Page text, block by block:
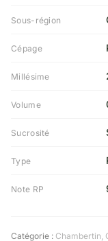
Sous-région
Cépage
Millésime
Volume
Sucrosité
Type
Note RP
Catégorie : Chambertin,